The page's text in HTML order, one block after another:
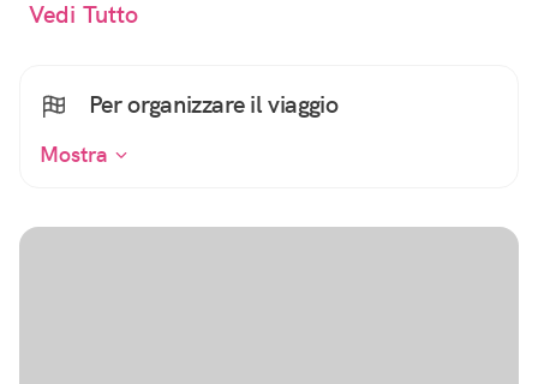
Vedi Tutto
Per organizzare il viaggio
Mostra